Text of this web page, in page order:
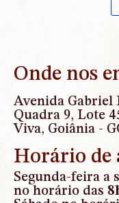
Onde nos
Avenida
Quadra 9, Lote
Viva, Goiânia -
Horário de
Segunda-feira a
no horário das